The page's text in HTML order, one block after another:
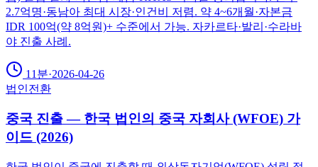
2.7억명·동남아 최대 시장·인건비 저렴. 약 4~6개월·자본금
IDR 100억(약 8억원)+ 수준에서 가능. 자카르타·발리·수라바
야 진출 사례.
11분·2026-04-26
법인전환
중국 진출 — 한국 법인의 중국 자회사 (WFOE) 가
이드 (2026)